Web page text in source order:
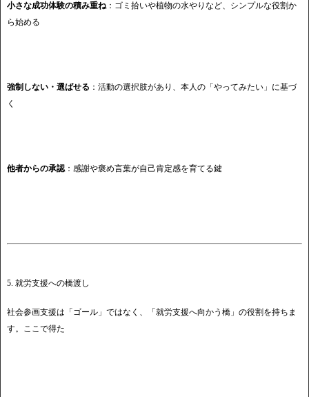
小さな成功体験の積み重ね：ゴミ拾いや植物の水やりなど、シンプルな役割か
ら始める
強制しない・選ばせる ：活動の選択肢があり、本人の「やってみたい」に基づ
く
他者からの承認：感謝や褒め言葉が自己肯定感を育てる鍵
5. 就労支援への橋渡し
社会参画支援は「ゴール」ではなく、「就労支援へ向かう橋」の役割を持ちま
す。ここで得た